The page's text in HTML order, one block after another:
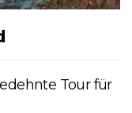
Tour für